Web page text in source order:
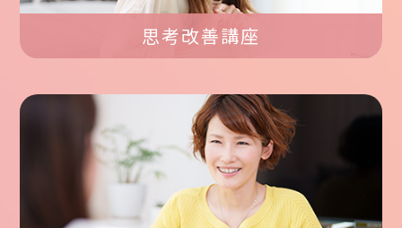
思考改善講座